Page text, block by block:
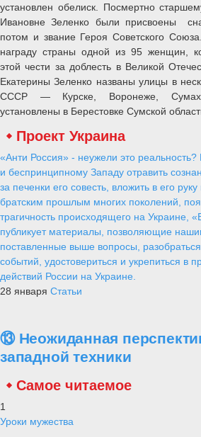
установлен обелиск. Посмертно
Ивановне Зеленко были присвоены
потом и звание Героя Советского
награду страны одной из 95 женщин,
этой чести за доблесть в Великой
Екатерины Зеленко названы улицы в
СССР — Курске, Воронеже,
установлены в Берестовке Сумской
Проект Украина
«Анти Россия» - неужели это
и беспринципному Западу отравить
за печенки его совесть, вложить в его
братским прошлым многих поколений,
трагичность происходящего на Украине,
публикует материалы, позволяющие
поставленные выше вопросы,
событий, удостовериться и укрепиться в
действий России на Украине.
28 января Статьи
⑬ Неожиданная
западной техники
Самое читаемое
1
Уроки мужества